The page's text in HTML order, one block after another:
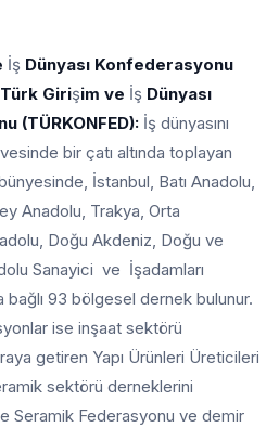
İş Dünyası Konfederasyonu
Türk Girişim ve İş Dünyası
(TÜRKONFED): İş dünyasını
bir çatı altında toplayan
İstanbul, Batı Anadolu,
Anadolu, Trakya, Orta
Doğu Akdeniz, Doğu ve
Sanayici ve İşadamları
bağlı 93 bölgesel dernek bulunur.
ise inşaat sektörü
getiren Yapı Ürünleri Üreticileri
sektörü derneklerini
Seramik Federasyonu ve demir